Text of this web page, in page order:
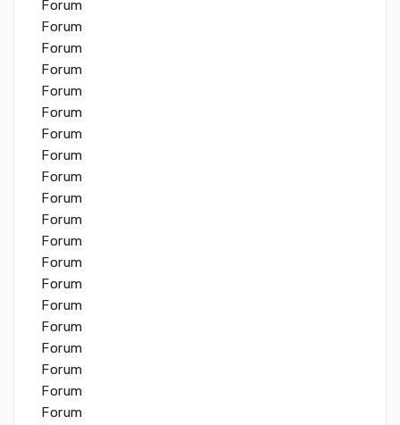
Forum
Forum
Forum
Forum
Forum
Forum
Forum
Forum
Forum
Forum
Forum
Forum
Forum
Forum
Forum
Forum
Forum
Forum
Forum
Forum